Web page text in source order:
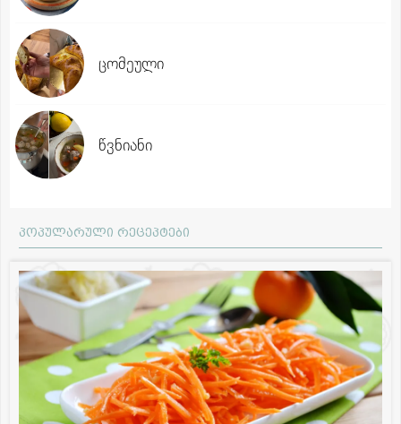
ცომეული
წვნიანი
პოპულარული რეცეპტები